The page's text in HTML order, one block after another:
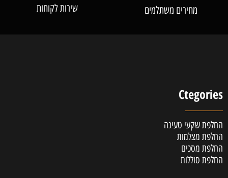
מחירים משתלמים שירות לקוחות
Ctegories
החלפת שקעי טעינה
החלפת מצלמות
החלפת מסכים
החלפת סוללות